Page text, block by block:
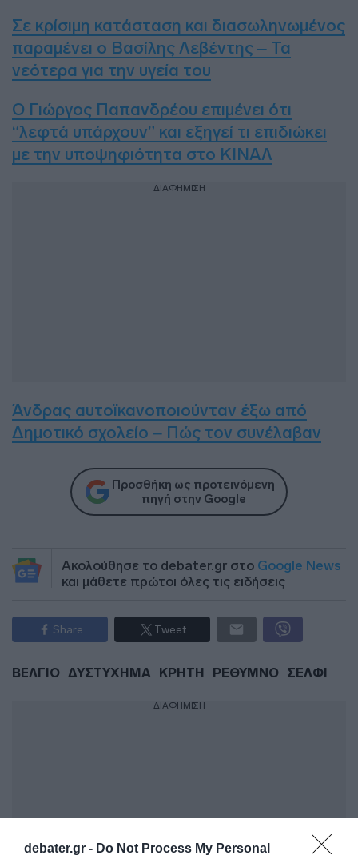
debater.gr - Do Not Process My Personal
Σε κρίσιμη κατάσταση και διασωληνωμένος
παραμένει ο Βασίλης Λεβέντης – Τα
νεότερα για την υγεία του
Ο Γιώργος Παπανδρέου επιμένει ότι
“λεφτά υπάρχουν” και εξηγεί τι επιδιώκει
με την υποψηφιότητα στο ΚΙΝΑΛ
ΔΙΑΦΗΜΙΣΗ
Άνδρας αυτοϊκανοποιούνταν έξω από
Δημοτικό σχολείο – Πώς τον συνέλαβαν
Προσθήκη ως προτεινόμενη
πηγή στην Google
Ακολούθησε το debater.gr στο Google News
και μάθετε πρώτοι όλες τις ειδήσεις
Share Tweet
ΒΕΛΓΙΟ ΔΥΣΤΥΧΗΜΑ ΚΡΗΤΗ ΡΕΘΥΜΝΟ ΣΕΛΦΙ
ΔΙΑΦΗΜΙΣΗ